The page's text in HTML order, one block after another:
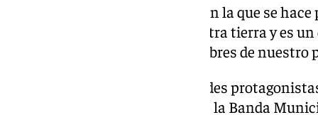
El Día de Viñeros es una fiesta en la que se
Muñoz, “la generosidad de nuestra tierra y es
jornada los atractivos y costumbres de nuestro
La música será otra de las grandes
Javier Ojeda, la participación de la Banda